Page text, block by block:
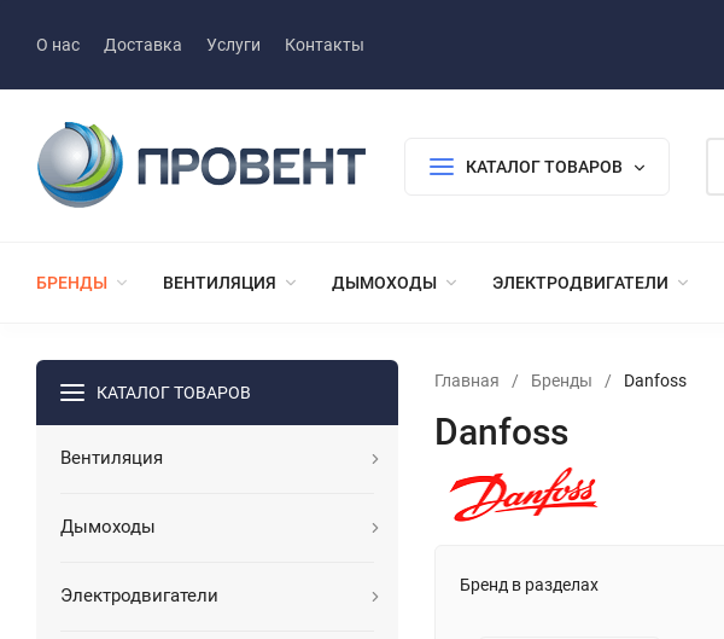
О нас Доставка Услуги Контакты
КАТАЛОГ ТОВАРОВ
БРЕНДЫ ВЕНТИЛЯЦИЯ ДЫМОХОДЫ ЭЛЕКТРОДВИГАТЕЛИ
КАТАЛОГ ТОВАРОВ
Вентиляция
Дымоходы
Электродвигатели
Главная / Бренды / Danfoss
Danfoss
Бренд в разделах